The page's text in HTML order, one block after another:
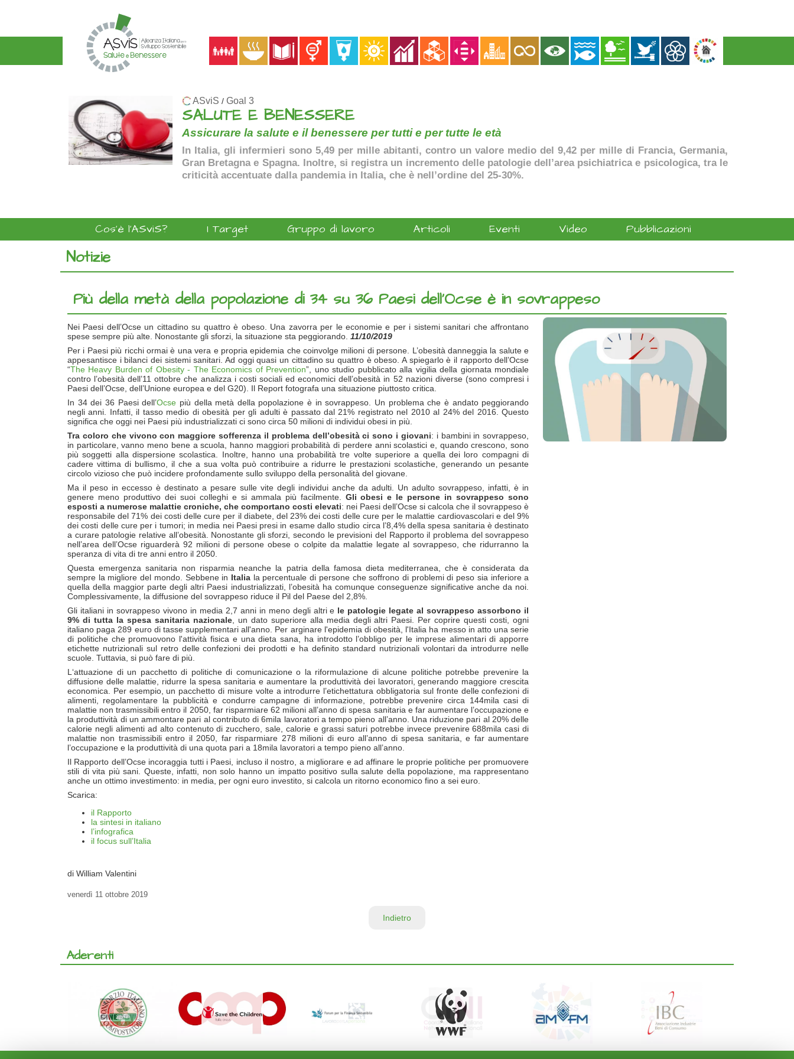
ASviS / Goal 3
SALUTE E BENESSERE
Assicurare la salute e il benessere per tutti e per tutte le età
In Italia, gli infermieri sono 5,49 per mille abitanti, contro un valore medio del 9,42 per mille di Francia, Germania,
Gran Bretagna e Spagna. Inoltre, si registra un incremento delle patologie dell’area psichiatrica e psicologica, tra le
criticità accentuate dalla pandemia in Italia, che è nell’ordine del 25-30%.
Cos'è l'ASviS? I Target Gruppo di lavoro Articoli Eventi Video Pubblicazioni
Notizie
Più della metà della popolazione di 34 su 36 Paesi dell’Ocse è in sovrappeso
Nei Paesi dell’Ocse un cittadino su quattro è obeso. Una zavorra per le economie e per i sistemi sanitari che affrontano
spese sempre più alte. Nonostante gli sforzi, la situazione sta peggiorando. 11/10/2019
Per i Paesi più ricchi ormai è una vera e propria epidemia che coinvolge milioni di persone. L’obesità danneggia la salute e
appesantisce i bilanci dei sistemi sanitari. Ad oggi quasi un cittadino su quattro è obeso. A spiegarlo è il rapporto dell’Ocse
“The Heavy Burden of Obesity - The Economics of Prevention”, uno studio pubblicato alla vigilia della giornata mondiale
contro l’obesità dell’11 ottobre che analizza i costi sociali ed economici dell’obesità in 52 nazioni diverse (sono compresi i
Paesi dell’Ocse, dell’Unione europea e del G20). Il Report fotografa una situazione piuttosto critica.
In 34 dei 36 Paesi dell’Ocse più della metà della popolazione è in sovrappeso. Un problema che è andato peggiorando
negli anni. Infatti, il tasso medio di obesità per gli adulti è passato dal 21% registrato nel 2010 al 24% del 2016. Questo
significa che oggi nei Paesi più industrializzati ci sono circa 50 milioni di individui obesi in più.
Tra coloro che vivono con maggiore sofferenza il problema dell’obesità ci sono i giovani: i bambini in sovrappeso,
in particolare, vanno meno bene a scuola, hanno maggiori probabilità di perdere anni scolastici e, quando crescono, sono
più soggetti alla dispersione scolastica. Inoltre, hanno una probabilità tre volte superiore a quella dei loro compagni di
cadere vittima di bullismo, il che a sua volta può contribuire a ridurre le prestazioni scolastiche, generando un pesante
circolo vizioso che può incidere profondamente sullo sviluppo della personalità del giovane.
Ma il peso in eccesso è destinato a pesare sulle vite degli individui anche da adulti. Un adulto sovrappeso, infatti, è in
genere meno produttivo dei suoi colleghi e si ammala più facilmente. Gli obesi e le persone in sovrappeso sono
esposti a numerose malattie croniche, che comportano costi elevati: nei Paesi dell’Ocse si calcola che il sovrappeso è
responsabile del 71% dei costi delle cure per il diabete, del 23% dei costi delle cure per le malattie cardiovascolari e del 9%
dei costi delle cure per i tumori; in media nei Paesi presi in esame dallo studio circa l’8,4% della spesa sanitaria è destinato
a curare patologie relative all’obesità. Nonostante gli sforzi, secondo le previsioni del Rapporto il problema del sovrappeso
nell’area dell’Ocse riguarderà 92 milioni di persone obese o colpite da malattie legate al sovrappeso, che ridurranno la
speranza di vita di tre anni entro il 2050.
Questa emergenza sanitaria non risparmia neanche la patria della famosa dieta mediterranea, che è considerata da
sempre la migliore del mondo. Sebbene in Italiala percentuale di persone che soffrono di problemi di peso sia inferiore a
quella della maggior parte degli altri Paesi industrializzati, l’obesità ha comunque conseguenze significative anche da noi.
Complessivamente, la diffusione del sovrappeso riduce il Pil del Paese del 2,8%.
Gli italiani in sovrappeso vivono in media 2,7 anni in meno degli altri e le patologie legate al sovrappeso assorbono il
9% di tutta la spesa sanitaria nazionale, un dato superiore alla media degli altri Paesi. Per coprire questi costi, ogni
italiano paga 289 euro di tasse supplementari all'anno. Per arginare l'epidemia di obesità, l'Italia ha messo in atto una serie
di politiche che promuovono l'attività fisica e una dieta sana, ha introdotto l’obbligo per le imprese alimentari di apporre
etichette nutrizionali sul retro delle confezioni dei prodotti e ha definito standard nutrizionali volontari da introdurre nelle
scuole. Tuttavia, si può fare di più.
L‘attuazione di un pacchetto di politiche di comunicazione o la riformulazione di alcune politiche potrebbe prevenire la
diffusione delle malattie, ridurre la spesa sanitaria e aumentare la produttività dei lavoratori, generando maggiore crescita
economica. Per esempio, un pacchetto di misure volte a introdurre l’etichettatura obbligatoria sul fronte delle confezioni di
alimenti, regolamentare la pubblicità e condurre campagne di informazione, potrebbe prevenire circa 144mila casi di
malattie non trasmissibili entro il 2050, far risparmiare 62 milioni all’anno di spesa sanitaria e far aumentare l’occupazione e
la produttività di un ammontare pari al contributo di 6mila lavoratori a tempo pieno all’anno. Una riduzione pari al 20% delle
calorie negli alimenti ad alto contenuto di zucchero, sale, calorie e grassi saturi potrebbe invece prevenire 688mila casi di
malattie non trasmissibili entro il 2050, far risparmiare 278 milioni di euro all’anno di spesa sanitaria, e far aumentare
l’occupazione e la produttività di una quota pari a 18mila lavoratori a tempo pieno all’anno.
Il Rapporto dell’Ocse incoraggia tutti i Paesi, incluso il nostro, a migliorare e ad affinare le proprie politiche per promuovere
stili di vita più sani. Queste, infatti, non solo hanno un impatto positivo sulla salute della popolazione, ma rappresentano
anche un ottimo investimento: in media, per ogni euro investito, si calcola un ritorno economico fino a sei euro.
Scarica:
il Rapporto
la sintesi in italiano
l’infografica
il focus sull’Italia
di William Valentini
venerdì 11 ottobre 2019
Indietro
Aderenti